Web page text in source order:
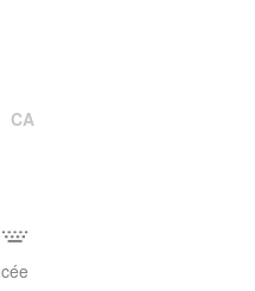
CA